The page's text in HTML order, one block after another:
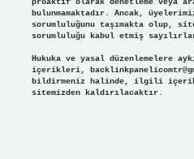
proaktif olarak denetleme veya
bulunmamaktadır. Ancak,
sorumluluğunu taşımakta olup,
sorumluluğu kabul etmiş
Hukuka ve yasal düzenlemelere
içerikleri,
bildirmeniz halinde, ilgili
sitemizden kaldırılacaktır.